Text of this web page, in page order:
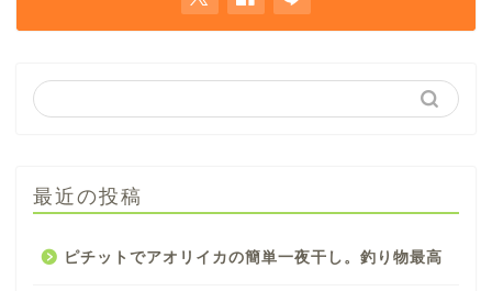
最近の投稿
ピチットでアオリイカの簡単一夜干し。釣り物最高